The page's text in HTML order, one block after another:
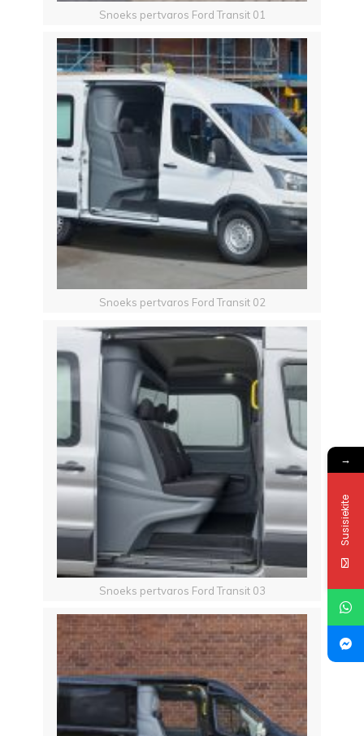
Snoeks pertvaros Ford Transit 01
Snoeks pertvaros Ford Transit 02
Snoeks pertvaros Ford Transit 03
→
Susisiekite